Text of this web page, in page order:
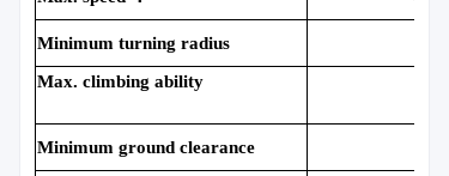
Minimum turning radius
Max. climbing ability
Minimum ground clearance